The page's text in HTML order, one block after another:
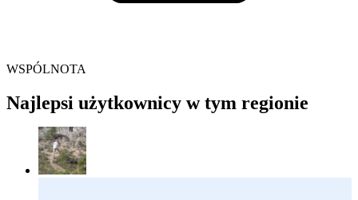
WSPÓLNOTA
Najlepsi użytkownicy w tym regionie